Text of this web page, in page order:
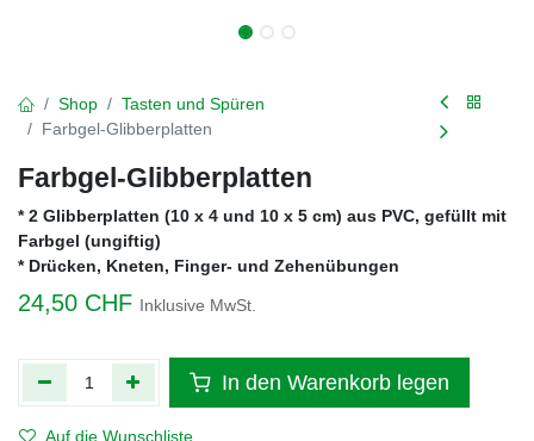
Shop
Tasten und Spüren
Farbgel-Glibberplatten
Farbgel-Glibberplatten
* 2 Glibberplatten (10 x 4 und 10 x 5 cm) aus PVC, gefüllt mit
Farbgel (ungiftig)
* Drücken, Kneten, Finger- und Zehenübungen
24,50 CHF Inklusive MwSt.
In den Warenkorb legen
Auf die Wunschliste